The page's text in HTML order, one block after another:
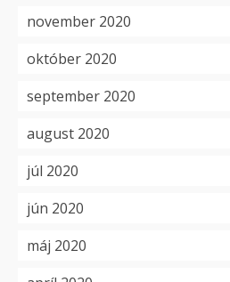
november 2020
október 2020
september 2020
august 2020
júl 2020
jún 2020
máj 2020